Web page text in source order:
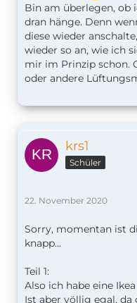
Bin am überlegen, ob
dran hänge. Denn
diese wieder
wieder so an, wie ich
mir im Prinzip schon.
oder andere
krs1
Schüler
22. November 2020
Sorry, momentan ist
knapp...
Teil 1:
Also ich habe eine
Ist aber völlig egal, da